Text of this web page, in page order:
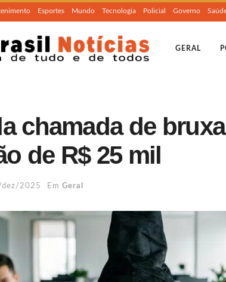
Esportes Mundo Tecnologia Policial Governo
GERAL
chamada de
de R$ 25 mil
2025 Em Geral